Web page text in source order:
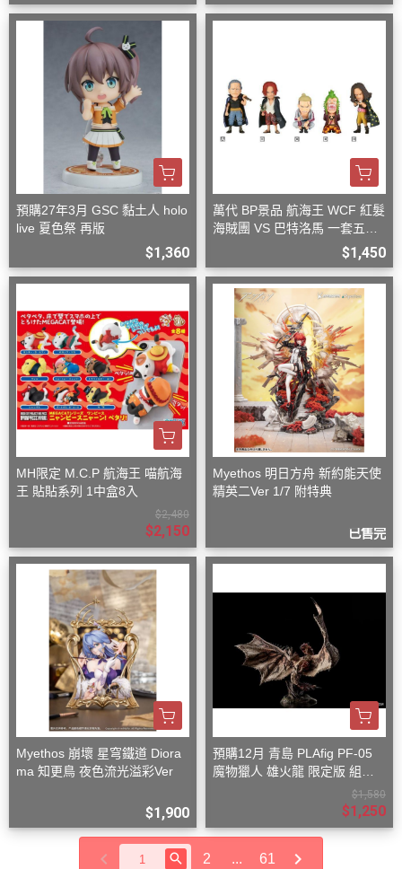
預購27年3月 GSC 黏土人 holo
live 夏色祭 再版
$1,360
萬代 BP景品 航海王 WCF 紅髮
海賊團 VS 巴特洛馬 一套五款
$1,450
MH限定 M.C.P 航海王 喵航海
王 貼貼系列 1中盒8入
$2,480
$2,150
Myethos 明日方舟 新約能天使
精英二Ver 1/7 附特典
已售完
Myethos 崩壞 星穹鐵道 Diora
ma 知更鳥 夜色流光溢彩Ver
$1,900
預購12月 青島 PLAfig PF-05
魔物獵人 雄火龍 限定版 組裝
$1,580
$1,250
2 ... 61